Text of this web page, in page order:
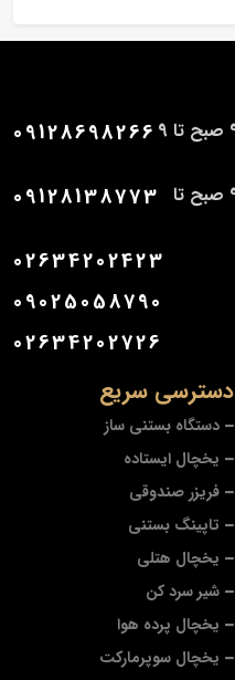
دسترسی سریع
دستگاه بستنی ساز
یخچال ایستاده
فریزر صندوقی
تاپینگ بستنی
یخچال هتلی
شیر سرد کن
یخچال پرده هوا
یخچال سوپرمارکت
کارشناس فروش (پاسخ گویی 9 صبح تا 9 09128698266
کارشناس فروش (پاسخ گویی 9 صبح تا 09128138773
02634202423
09025058790
02634202726